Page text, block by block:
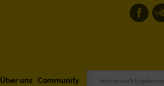
Community
Über uns